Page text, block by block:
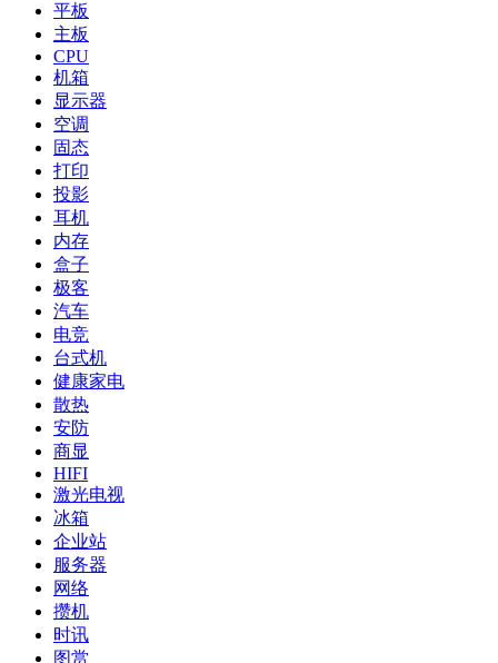
平板
主板
CPU
机箱
显示器
空调
固态
打印
投影
耳机
内存
盒子
极客
汽车
电竞
台式机
健康家电
散热
安防
商显
HIFI
激光电视
冰箱
企业站
服务器
网络
攒机
时讯
图赏